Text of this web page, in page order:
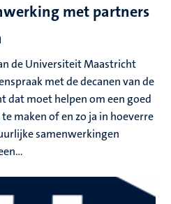
met partners
de Universiteit Maastricht
met de decanen van de
dat moet helpen om een goed
maken of en zo ja in hoeverre
samenwerkingen